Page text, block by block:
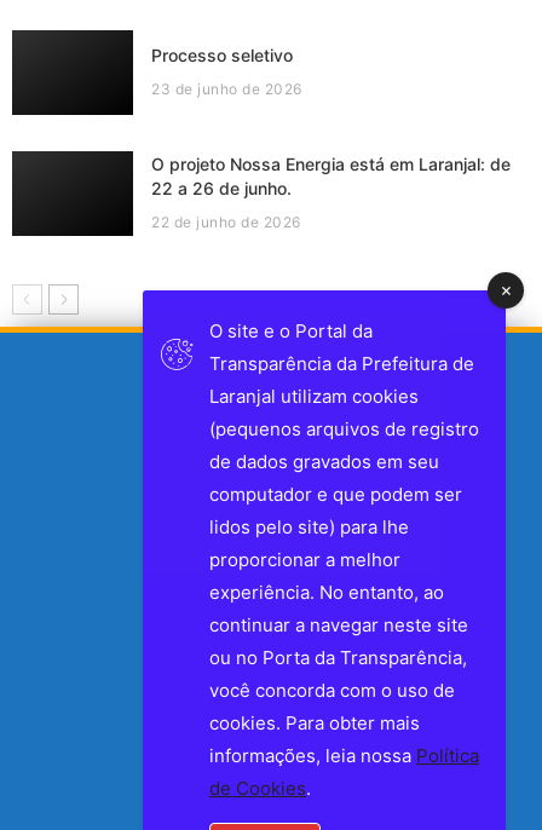
Processo seletivo
23 de junho de 2026
O projeto Nossa Energia está em Laranjal: de
22 a 26 de junho.
22 de junho de 2026
O site e o Portal da
Transparência da Prefeitura de
Laranjal utilizam cookies
(pequenos arquivos de registro
de dados gravados em seu
computador e que podem ser
lidos pelo site) para lhe
proporcionar a melhor
experiência. No entanto, ao
continuar a navegar neste site
ou no Porta da Transparência,
você concorda com o uso de
cookies. Para obter mais
informações, leia nossa Política
de Cookies.